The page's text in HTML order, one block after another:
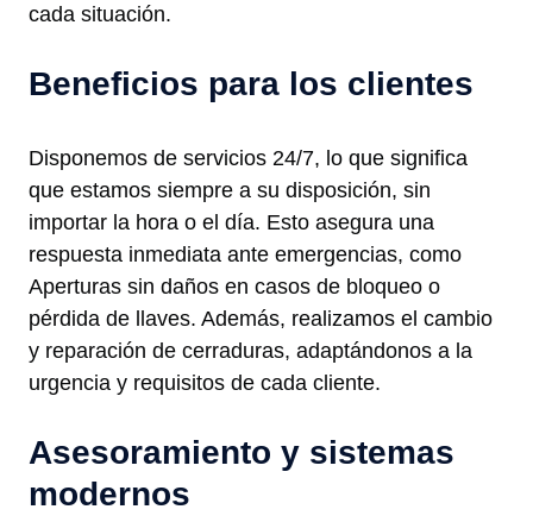
cada situación.
Beneficios para los clientes
Disponemos de servicios 24/7, lo que significa
que estamos siempre a su disposición, sin
importar la hora o el día. Esto asegura una
respuesta inmediata ante emergencias, como
Aperturas sin daños en casos de bloqueo o
pérdida de llaves. Además, realizamos el cambio
y reparación de cerraduras, adaptándonos a la
urgencia y requisitos de cada cliente.
Asesoramiento y sistemas
modernos